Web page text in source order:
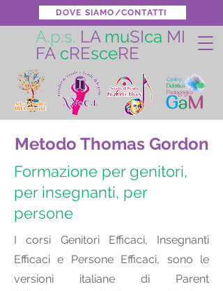
DOVE SIAMO/CONTATTI
A.p.s. LA muSIca MI
FA cREsceRE
Metodo Thomas Gordon
Formazione per genitori,
per insegnanti, per
persone
I corsi Genitori Efficaci, Insegnanti
Efficaci e Persone Efficaci, sono le
versioni italiane di Parent